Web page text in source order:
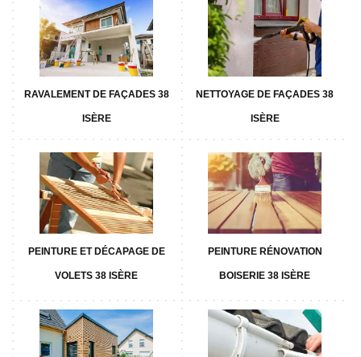
RAVALEMENT DE FAÇADES 38
ISÈRE
NETTOYAGE DE FAÇADES 38
ISÈRE
PEINTURE ET DÉCAPAGE DE
VOLETS 38 ISÈRE
PEINTURE RÉNOVATION
BOISERIE 38 ISÈRE